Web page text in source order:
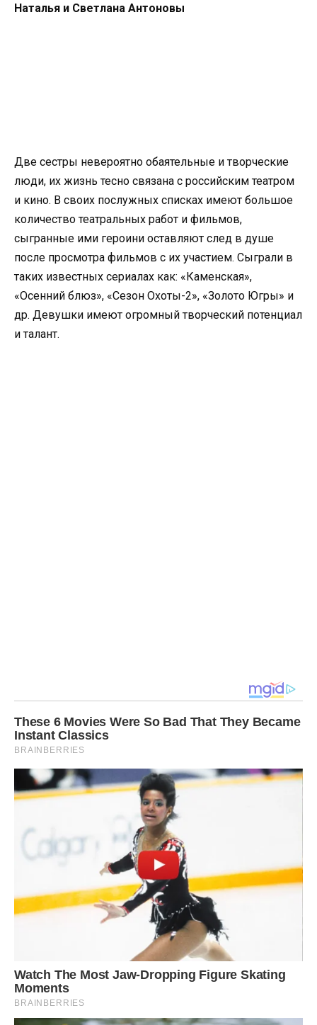
Наталья и Светлана Антоновы
Две сестры невероятно обаятельные и творческие
люди, их жизнь тесно связана с российским театром
и кино. В своих послужных списках имеют большое
количество театральных работ и фильмов,
сыгранные ими героини оставляют след в душе
после просмотра фильмов с их участием. Сыграли в
таких известных сериалах как: «Каменская»,
«Осенний блюз», «Сезон Охоты-2», «Золото Югры» и
др. Девушки имеют огромный творческий потенциал
и талант.